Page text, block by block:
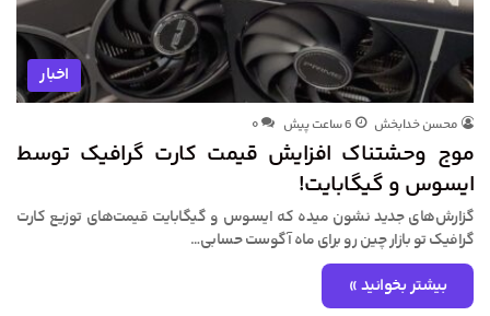
اخبار
محسن خدابخش 6 ساعت پیش ۰
موج وحشتناک افزایش قیمت کارت گرافیک توسط
ایسوس و گیگابایت!
گزارش‌های جدید نشون میده که ایسوس و گیگابایت قیمت‌های توزیع کارت
گرافیک تو بازار چین رو برای ماه آگوست حسابی…
بیشتر بخوانید »